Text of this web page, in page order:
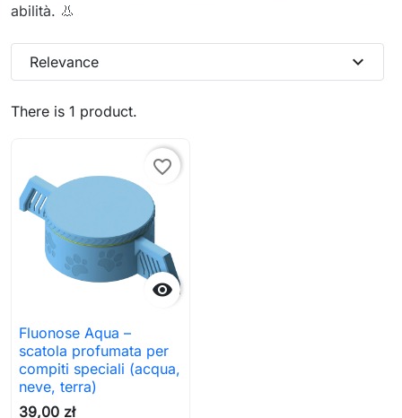
abilità. 👃
There is 1 product.
Relevance expand_more

favorite_border
Fluonose Aqua –
scatola profumata per
compiti speciali (acqua,
neve, terra)
39,00 zł